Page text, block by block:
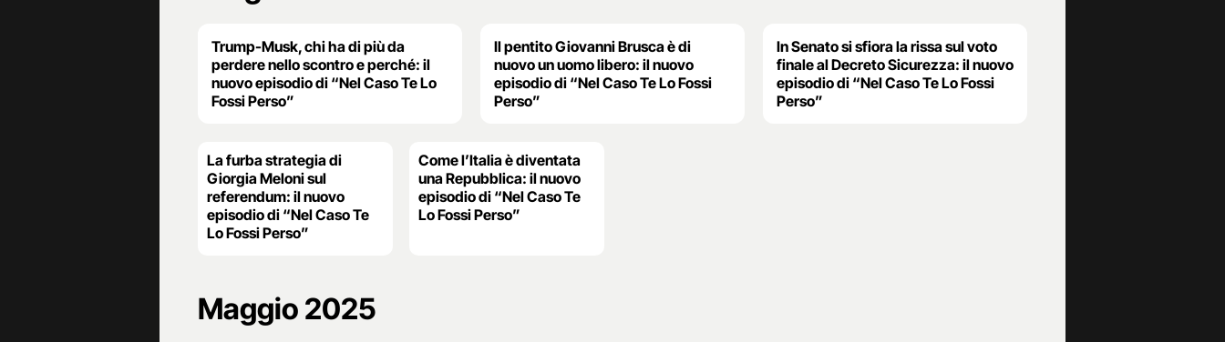
Trump-Musk, chi ha di più da
perdere nello scontro e perché: il
nuovo episodio di “Nel Caso Te Lo
Fossi Perso”
Il pentito Giovanni Brusca è di
nuovo un uomo libero: il nuovo
episodio di “Nel Caso Te Lo Fossi
Perso”
In Senato si sfiora la rissa sul voto
finale al Decreto Sicurezza: il nuovo
episodio di “Nel Caso Te Lo Fossi
Perso”
La furba strategia di
Giorgia Meloni sul
referendum: il nuovo
episodio di “Nel Caso Te
Lo Fossi Perso”
Come l’Italia è diventata
una Repubblica: il nuovo
episodio di “Nel Caso Te
Lo Fossi Perso”
Maggio 2025